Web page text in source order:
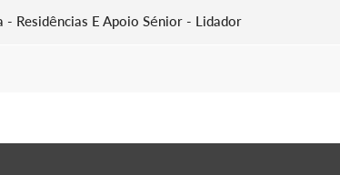
- Residências E Apoio Sénior - Lidador